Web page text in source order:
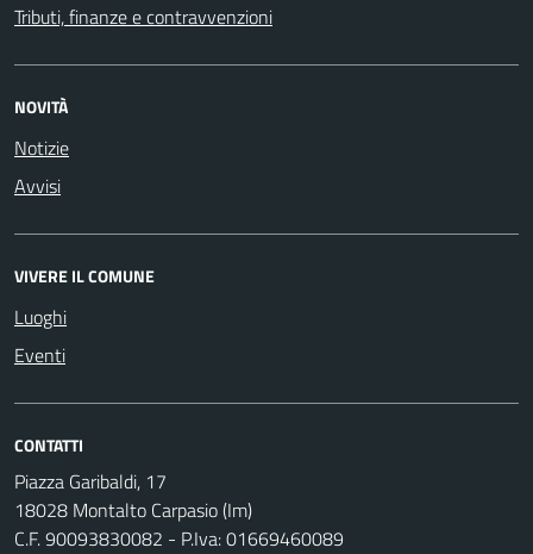
Tributi, finanze e contravvenzioni
NOVITÀ
Notizie
Avvisi
VIVERE IL COMUNE
Luoghi
Eventi
CONTATTI
Piazza Garibaldi, 17
18028 Montalto Carpasio (Im)
C.F. 90093830082 - P.Iva: 01669460089